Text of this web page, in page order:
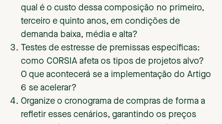
qual é o custo dessa composição no primeiro,
terceiro e quinto anos, em condições de
demanda baixa, média e alta?
Testes de estresse de premissas específicas:
como CORSIA afeta os tipos de projetos alvo?
O que acontecerá se a implementação do Artigo
6 se acelerar?
Organize o cronograma de compras de forma a
refletir esses cenários, garantindo os preços